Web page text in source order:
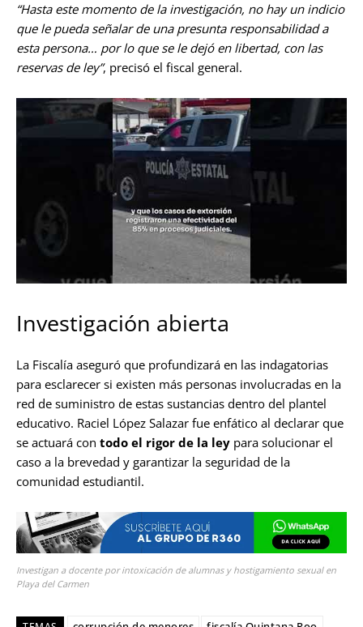
“Hasta este momento de la investigación, no hay un indicio
que le pueda señalar de una presunta responsabilidad a
esta persona… por lo que se le dejó en libertad, con las
reservas de ley”, precisó el fiscal general.
Investigación abierta
La Fiscalía aseguró que profundizará en las indagatorias
para esclarecer si existen más personas involucradas en la
red de suministro de estas sustancias dentro del plantel
educativo. Raciel López Salazar fue enfático al declarar que
se actuará con todo el rigor de la ley para solucionar el
caso a la brevedad y garantizar la seguridad de la
comunidad estudiantil.
Investigan a docente por intoxicación de alumnas y hostigamiento sexual en
Playa del Carmen